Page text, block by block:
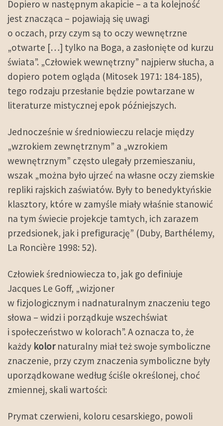
Dopiero w następnym akapicie – a ta kolejność
jest znacząca – pojawiają się uwagi
o oczach, przy czym są to oczy wewnętrzne
„otwarte […] tylko na Boga, a zasłonięte od kurzu
świata”. „Człowiek wewnętrzny” najpierw słucha, a
dopiero potem ogląda (Mitosek 1971: 184-185),
tego rodzaju przesłanie będzie powtarzane w
literaturze mistycznej epok późniejszych.
Jednocześnie w średniowieczu relacje między
„wzrokiem zewnętrznym” a „wzrokiem
wewnętrznym” często ulegały przemieszaniu,
wszak „można było ujrzeć na własne oczy ziemskie
repliki rajskich zaświatów. Były to benedyktyńskie
klasztory, które w zamyśle miały właśnie stanowić
na tym świecie projekcje tamtych, ich zarazem
przedsionek, jak i prefigurację” (Duby, Barthélemy,
La Roncière 1998: 52).
Człowiek średniowiecza to, jak go definiuje
Jacques Le Goff, „wizjoner
w fizjologicznym i nadnaturalnym znaczeniu tego
słowa – widzi i porządkuje wszechświat
i społeczeństwo w kolorach”. A oznacza to, że
każdy kolornaturalny miał też swoje symboliczne
znaczenie, przy czym znaczenia symboliczne były
uporządkowane według ściśle określonej, choć
zmiennej, skali wartości:
Prymat czerwieni, koloru cesarskiego, powoli